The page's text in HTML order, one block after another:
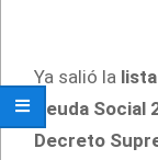
Ya salió la
Deuda Social
Decreto